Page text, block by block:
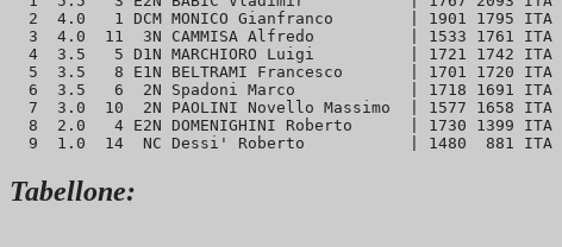
2  4.0   1 DCM MONICO Gianfranco        | 1901 1795 ITA
3  4.0  11  3N CAMMISA Alfredo          | 1533 1761 ITA
4  3.5   5 D1N MARCHIORO Luigi          | 1721 1742 ITA
5  3.5   8 E1N BELTRAMI Francesco       | 1701 1720 ITA
6  3.5   6  2N Spadoni Marco            | 1718 1691 ITA
7  3.0  10  2N PAOLINI Novello Massimo  | 1577 1658 ITA
8  2.0   4 E2N DOMENIGHINI Roberto      | 1730 1399 ITA
Tabellone: